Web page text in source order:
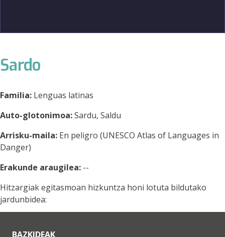
Sardo
Familia: Lenguas latinas
Auto-glotonimoa:Sardu, Saldu
Arrisku-maila: En peligro (UNESCO Atlas of Languages in
Danger)
Erakunde araugilea: --
Hitzargiak egitasmoan hizkuntza honi lotuta bildutako
jardunbidea:
BAZKIDEAK